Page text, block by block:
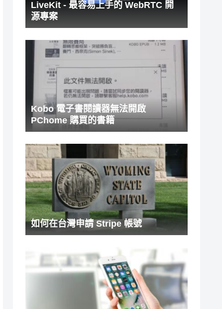
LiveKit - 最容易上手的 WebRTC 開
源專案
Kobo 電子書閱讀器無法開啟
PChome 購買的書籍
如何在台灣申請 Stripe 帳號